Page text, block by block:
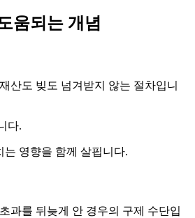
움되는 개념
산도 빚도 넘겨받지 않는 절차입니
다.
는 영향을 함께 살핍니다.
과를 뒤늦게 안 경우의 구제 수단입